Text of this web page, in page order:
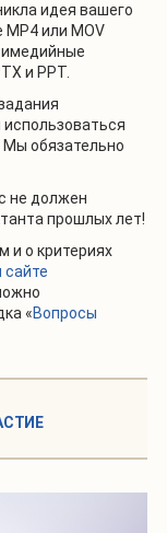
идея вашего
МР4 или MOV
и PPT.
Мы обязательно
не должен
прошлых лет!
и о критериях
«Вопросы